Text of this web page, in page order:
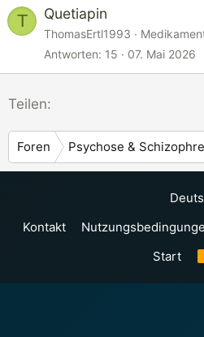
T
Quetiapin
ThomasErtl1993
Antworten 15 07. Mai 2026
Teilen:
Foren Psychose &
Kontakt
Start